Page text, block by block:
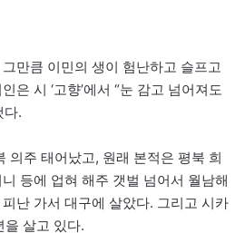
만큼 이민의 생이 험난하고 슬프고
은 시 ‘고향’에서 “눈 감고 넘어져도
다.
의주 태어났고, 원래 본적은 평북 희
등에 업혀 해주 갯벌 넘어서 월남해
난 가서 대구에 살았다. 그리고 시카
을 살고 있다.